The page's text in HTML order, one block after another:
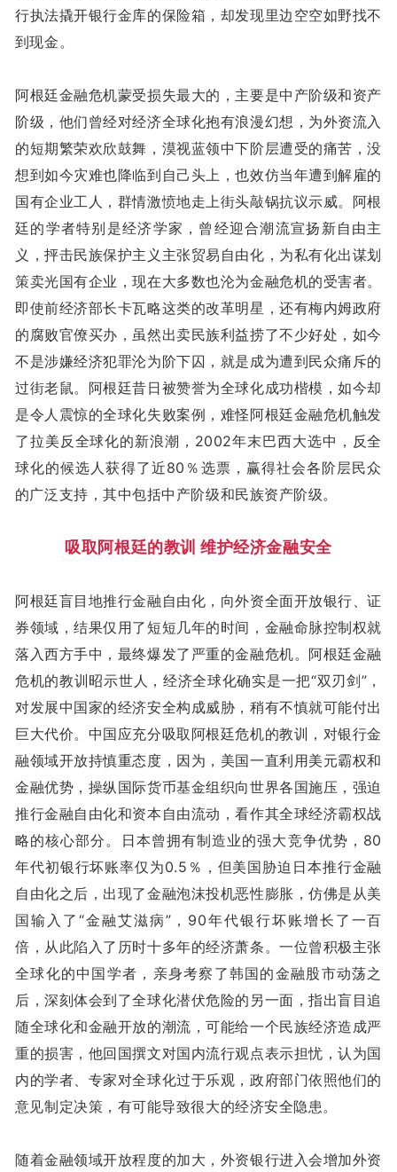
行执法撬开银行金库的保险箱，却发现里边空空如野找不
到现金。
阿根廷金融危机蒙受损失最大的，主要是中产阶级和资产
阶级，他们曾经对经济全球化抱有浪漫幻想，为外资流入
的短期繁荣欢欣鼓舞，漠视蓝领中下阶层遭受的痛苦，没
想到如今灾难也降临到自己头上，也效仿当年遭到解雇的
国有企业工人，群情激愤地走上街头敲锅抗议示威。阿根
廷的学者特别是经济学家，曾经迎合潮流宣扬新自由主
义，抨击民族保护主义主张贸易自由化，为私有化出谋划
策卖光国有企业，现在大多数也沦为金融危机的受害者。
即使前经济部长卡瓦略这类的改革明星，还有梅内姆政府
的腐败官僚买办，虽然出卖民族利益捞了不少好处，如今
不是涉嫌经济犯罪沦为阶下囚，就是成为遭到民众痛斥的
过街老鼠。阿根廷昔日被赞誉为全球化成功楷模，如今却
是令人震惊的全球化失败案例，难怪阿根廷金融危机触发
了拉美反全球化的新浪潮，2002年末巴西大选中，反全
球化的候选人获得了近80％选票，赢得社会各阶层民众
的广泛支持，其中包括中产阶级和民族资产阶级。
吸取阿根廷的教训 维护经济金融安全
阿根廷盲目地推行金融自由化，向外资全面开放银行、证
券领域，结果仅用了短短几年的时间，金融命脉控制权就
落入西方手中，最终爆发了严重的金融危机。阿根廷金融
危机的教训昭示世人，经济全球化确实是一把“双刃剑”，
对发展中国家的经济安全构成威胁，稍有不慎就可能付出
巨大代价。中国应充分吸取阿根廷危机的教训，对银行金
融领域开放持慎重态度，因为，美国一直利用美元霸权和
金融优势，操纵国际货币基金组织向世界各国施压，强迫
推行金融自由化和资本自由流动，看作其全球经济霸权战
略的核心部分。日本曾拥有制造业的强大竞争优势，80
年代初银行坏账率仅为0.5％，但美国胁迫日本推行金融
自由化之后，出现了金融泡沫投机恶性膨胀，仿佛是从美
国输入了“金融艾滋病”，90年代银行坏账增长了一百
倍，从此陷入了历时十多年的经济萧条。一位曾积极主张
全球化的中国学者，亲身考察了韩国的金融股市动荡之
后，深刻体会到了全球化潜伏危险的另一面，指出盲目追
随全球化和金融开放的潮流，可能给一个民族经济造成严
重的损害，他回国撰文对国内流行观点表示担忧，认为国
内的学者、专家对全球化过于乐观，政府部门依照他们的
意见制定决策，有可能导致很大的经济安全隐患。
随着金融领域开放程度的加大，外资银行进入会增加外资